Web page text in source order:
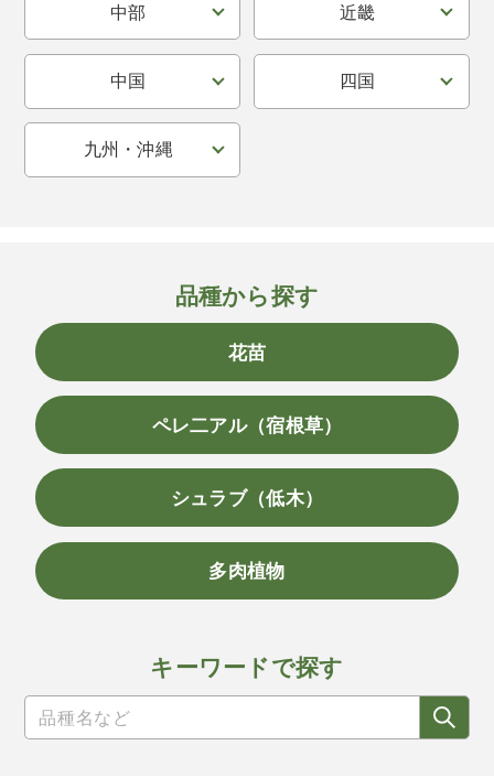
中部 近畿
中国 四国
九州・沖縄
品種から探す
花苗
ペレ二アル（宿根草）
シュラブ（低木）
多肉植物
キーワードで探す